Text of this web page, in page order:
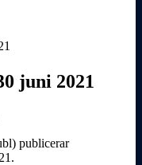
juni 2021
publicerar